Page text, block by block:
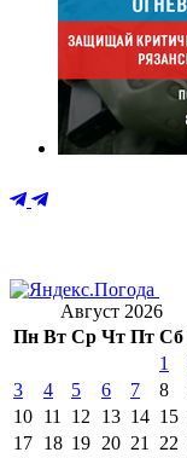
Август 2026
Пн Вт Ср Чт Пт Сб
1
3
4 5 6 7 8
10 11 12 13 14 15
17 18 19 20 21 22